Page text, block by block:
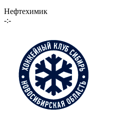
Нефтехимик
-:-